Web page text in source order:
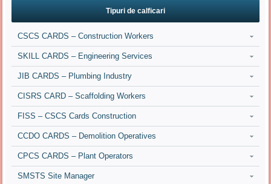
Tipuri de calficari
CSCS CARDS – Construction Workers
SKILL CARDS – Engineering Services
JIB CARDS – Plumbing Industry
CISRS CARD – Scaffolding Workers
FISS – CSCS Cards Construction
CCDO CARDS – Demolition Operatives
CPCS CARDS – Plant Operators
SMSTS Site Manager